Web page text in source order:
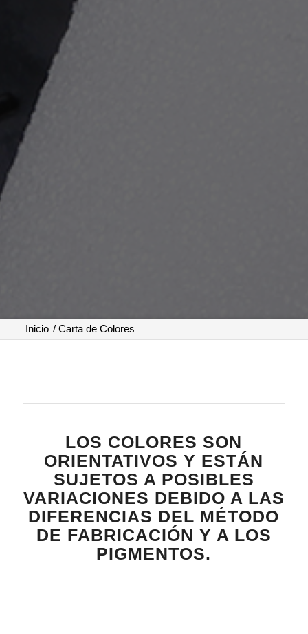
Inicio / Carta de Colores
LOS COLORES SON
ORIENTATIVOS Y ESTÁN
SUJETOS A POSIBLES
VARIACIONES DEBIDO A LAS
DIFERENCIAS DEL MÉTODO
DE FABRICACIÓN Y A LOS
PIGMENTOS.